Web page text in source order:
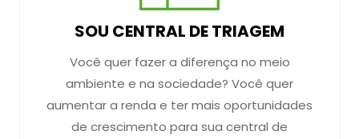
SOU CENTRAL DE TRIAGEM
Você quer fazer a diferença no meio
ambiente e na sociedade? Você quer
aumentar a renda e ter mais oportunidades
de crescimento para sua central de